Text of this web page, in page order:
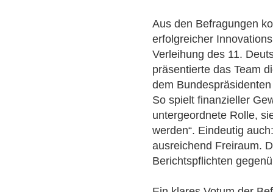
Aus den Befragungen
erfolgreicher
Verleihung des 11.
präsentierte das Team
dem
So spielt finanzieller
untergeordnete Rolle,
werden“. Eindeutig
ausreichend Freiraum.
Berichtspflichten